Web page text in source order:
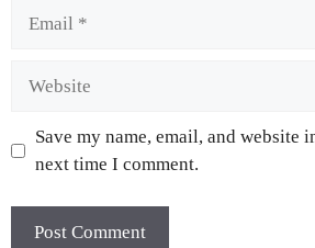
Save my name, email, and website
next time I comment.